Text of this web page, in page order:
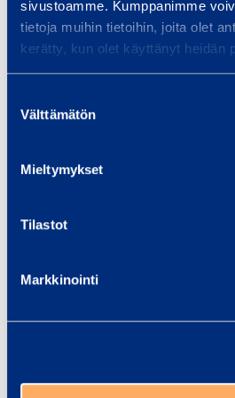
sivustoamme. Kumppanimme
tietoja muihin tietoihin, joita olet
kerätty, kun olet käyttänyt heidän
valinta
Välttämätön
Mieltymykset
Tilastot
Markkinointi
om ditt projekt är en
…